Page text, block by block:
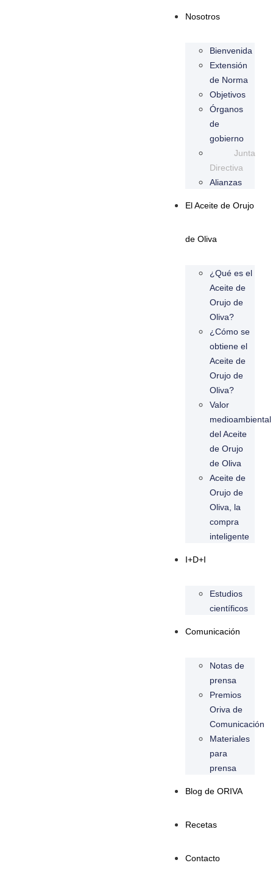
Nosotros
Bienvenida
Extensión
de Norma
Objetivos
Órganos
de
gobierno
Junta
Directiva
Alianzas
El Aceite de Orujo
de Oliva
¿Qué es el
Aceite de
Orujo de
Oliva?
¿Cómo se
obtiene el
Aceite de
Orujo de
Oliva?
Valor
medioambiental
del Aceite
de Orujo
de Oliva
Aceite de
Orujo de
Oliva, la
compra
inteligente
I+D+I
Estudios
científicos
Comunicación
Notas de
prensa
Premios
Oriva de
Comunicación
Materiales
para
prensa
Blog de ORIVA
Recetas
Contacto